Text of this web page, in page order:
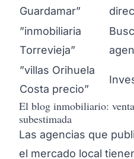
Guardamar”
”inmobiliaria
Torrevieja”
”villas Orihuela
Costa precio”
El blog inmobiliario:
subestimada
Las agencias que
el mercado local